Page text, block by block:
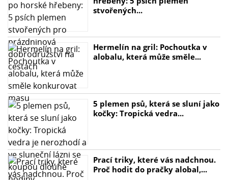
stvořených...
Hermelín na gril: Pochoutka v
alobalu, která může směle...
5 plemen psů, která se sluní jako
kočky: Tropická vedra...
Prací triky, které vás nadchnou.
Proč hodit do pračky alobal,...